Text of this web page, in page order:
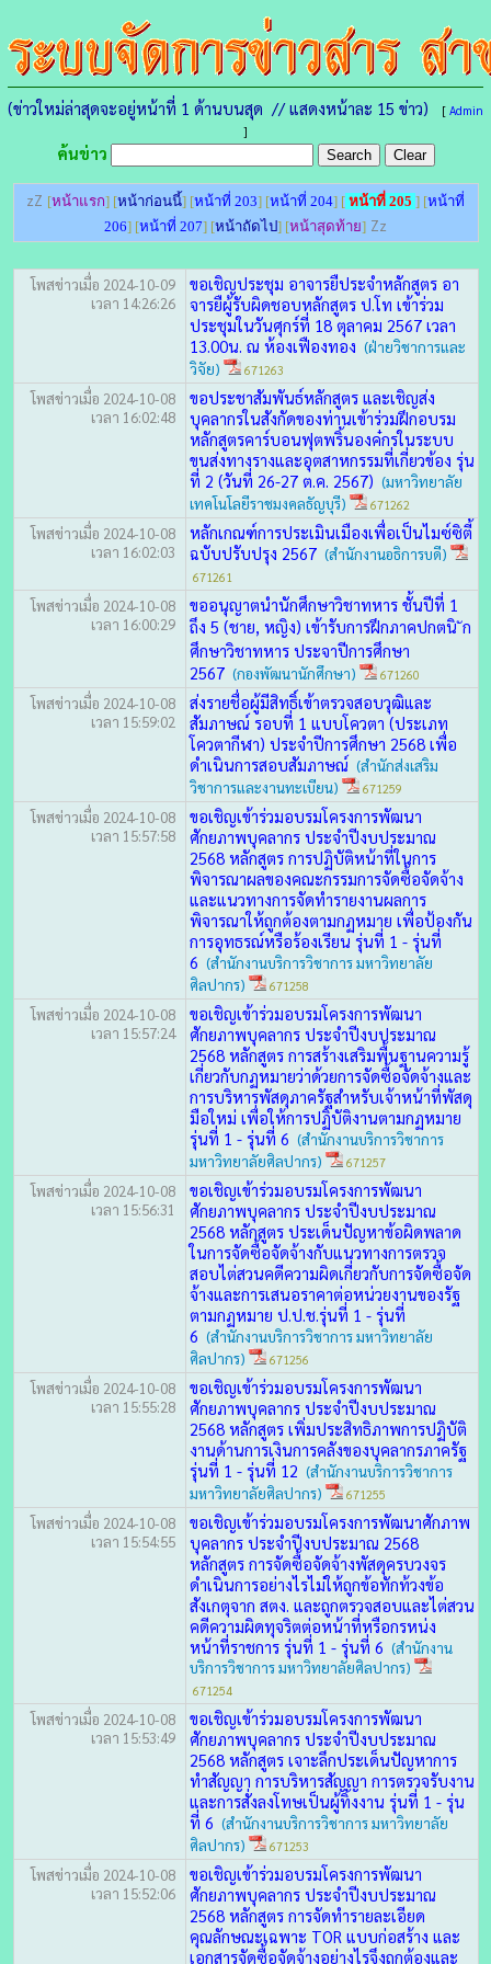
(ข่าวใหม่ล่าสุดจะอยู่หน้าที่ 1 ด้านบนสุด // แสดงหน้าละ 15 ข่าว) [ Admin
]
ค้นข่าว
zZ [หน้าแรก] [หน้าก่อนนี้] [หน้าที่ 203] [หน้าที่ 204] [ หน้าที่ 205 ] [หน้าที่
206] [หน้าที่ 207] [หน้าถัดไป] [หน้าสุดท้าย] Zz
โพสข่าวเมื่อ 2024-10-09
เวลา 14:26:26
ขอเชิญประชุม อาจารยืประจำหลักสูตร อา
จารยืผู้รับผิดชอบหลักสูตร ป.โท เข้าร่วม
ประชุมในวันศุกร์ที่ 18 ตุลาคม 2567 เวลา
13.00น. ณ ห้องเฟืองทอง (ฝ่ายวิชาการและ
วิจัย)
671263
โพสข่าวเมื่อ 2024-10-08
เวลา 16:02:48
ขอประชาสัมพันธ์หลักสูตร และเชิญส่ง
บุคลากรในสังกัดของท่านเข้าร่วมฝึกอบรม
หลักสูตรคาร์บอนฟุตพริ้นองค๋กรในระบบ
ขนส่งทางรางและอุตสาหกรรมที่เกี่ยวข้อง รุ่น
ที่ 2 (วันที่ 26-27 ต.ค. 2567) (มหาวิทยาลัย
เทคโนโลยีราชมงคลธัญบุรี)
671262
โพสข่าวเมื่อ 2024-10-08
เวลา 16:02:03
หลักเกณฑ์การประเมินเมืองเพื่อเป็นไมซ์ซิตี้
ฉบับปรับปรุง 2567 (สำนักงานอธิการบดี)
671261
โพสข่าวเมื่อ 2024-10-08
เวลา 16:00:29
ขออนุญาตนำนักศึกษาวิชาทหาร ชั้นปีที่ 1
ถึง 5 (ชาย, หญิง) เข้ารับการฝึกภาคปกตนิ ัก
ศึกษาวิชาทหาร ประจาปีการศึกษา
2567 (กองพัฒนานักศึกษา) 671260
โพสข่าวเมื่อ 2024-10-08
เวลา 15:59:02
ส่งรายชื่อผู้มีสิทธิ์เข้าตรวจสอบวุฒิและ
สัมภาษณ์ รอบที่ 1 แบบโควตา (ประเภท
โควตากีฬา) ประจำปีการศึกษา 2568 เพื่อ
ดำเนินการสอบสัมภาษณ์ (สำนักส่งเสริม
วิชาการและงานทะเบียน)
671259
โพสข่าวเมื่อ 2024-10-08
เวลา 15:57:58
ขอเชิญเข้าร่วมอบรมโครงการพัฒนา
ศักยภาพบุคลากร ประจำปีงบประมาณ
2568 หลักสูตร การปฏิบัติหน้าที่ในการ
พิจารณาผลของคณะกรรมการจัดซื้อจัดจ้าง
และแนวทางการจัดทำรายงานผลการ
พิจารณาให้ถูกต้องตามกฏหมาย เพื่อป้องกัน
การอุทธรณ์หรือร้องเรียน รุ่นที่ 1 - รุ่นที่
6 (สำนักงานบริการวิชาการ มหาวิทยาลัย
ศิลปากร)
671258
โพสข่าวเมื่อ 2024-10-08
เวลา 15:57:24
ขอเชิญเข้าร่วมอบรมโครงการพัฒนา
ศักยภาพบุคลากร ประจำปีงบประมาณ
2568 หลักสูตร การสร้างเสริมพื้นฐานความรู้
เกี่ยวกับกฏหมายว่าด้วยการจัดซื้อจัดจ้างและ
การบริหารพัสดุภาครัฐสำหรับเจ้าหน้าที่พัสดุ
มือใหม่ เพื่อให้การปฏิบัติงานตามกฏหมาย
รุ่นที่ 1 - รุ่นที่ 6 (สำนักงานบริการวิชาการ
มหาวิทยาลัยศิลปากร)
671257
โพสข่าวเมื่อ 2024-10-08
เวลา 15:56:31
ขอเชิญเข้าร่วมอบรมโครงการพัฒนา
ศักยภาพบุคลากร ประจำปีงบประมาณ
2568 หลักสูตร ประเด็นปัญหาข้อผิดพลาด
ในการจัดซื้อจัดจ้างกับแนวทางการตรวจ
สอบไต่สวนคดีความผิดเกี่ยวกับการจัดซื้อจัด
จ้างและการเสนอราคาต่อหน่วยงานของรัฐ
ตามกฏหมาย ป.ป.ช.รุ่นที่ 1 - รุ่นที่
6 (สำนักงานบริการวิชาการ มหาวิทยาลัย
ศิลปากร)
671256
โพสข่าวเมื่อ 2024-10-08
เวลา 15:55:28
ขอเชิญเข้าร่วมอบรมโครงการพัฒนา
ศักยภาพบุคลากร ประจำปีงบประมาณ
2568 หลักสูตร เพิ่มประสิทธิภาพการปฏิบัติ
งานด้านการเงินการคลังของบุคลากรภาครัฐ
รุ่นที่ 1 - รุ่นที่ 12 (สำนักงานบริการวิชาการ
มหาวิทยาลัยศิลปากร)
671255
โพสข่าวเมื่อ 2024-10-08
เวลา 15:54:55
ขอเชิญเข้าร่วมอบรมโครงการพัฒนาศักภาพ
บุคลากร ประจำปีงบประมาณ 2568
หลักสูตร การจัดซื้อจัดจ้างพัสดุครบวงจร
ดำเนินการอย่างไรไม่ให้ถูกข้อทักท้วงข้อ
สังเกตุจาก สตง. และถูกตรวจสอบและไต่สวน
คดีความผิดทุจริตต่อหน้าที่หรือกรหน่ง
หน้าที่ราชการ รุ่นที่ 1 - รุ่นที่ 6 (สำนักงาน
บริการวิชาการ มหาวิทยาลัยศิลปากร)
671254
โพสข่าวเมื่อ 2024-10-08
เวลา 15:53:49
ขอเชิญเข้าร่วมอบรมโครงการพัฒนา
ศักยภาพบุคลากร ประจำปีงบประมาณ
2568 หลักสูตร เจาะลึกประเด็นปัญหาการ
ทำสัญญา การบริหารสัญญา การตรวจรับงาน
และการสั่งลงโทษเป็นผู้ทิ้งงาน รุ่นที่ 1 - รุ่น
ที่ 6 (สำนักงานบริการวิชาการ มหาวิทยาลัย
ศิลปากร)
671253
โพสข่าวเมื่อ 2024-10-08
เวลา 15:52:06
ขอเชิญเข้าร่วมอบรมโครงการพัฒนา
ศักยภาพบุคลากร ประจำปีงบประมาณ
2568 หลักสูตร การจัดทำรายละเอียด
คุณลักษณะเฉพาะ TOR แบบก่อสร้าง และ
เอกสารจัดซื้อจัดจ้างอย่างไรจึงถูกต้องและ